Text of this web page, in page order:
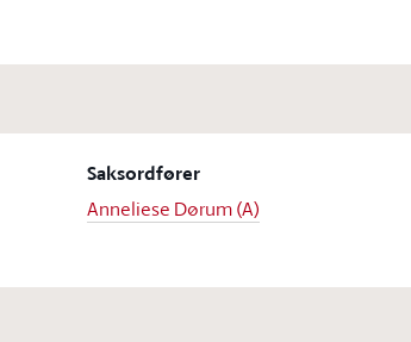
Saksordfører
Anneliese Dørum (A)